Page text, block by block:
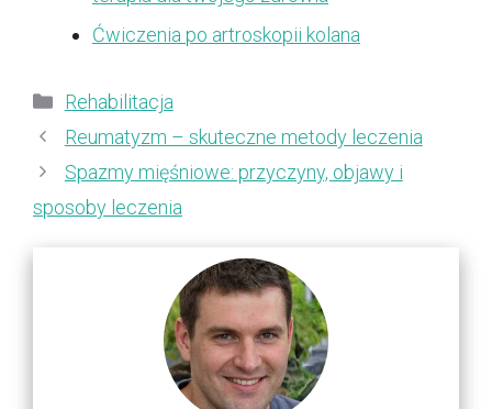
Ćwiczenia po artroskopii kolana
Kategorie
Rehabilitacja
Reumatyzm – skuteczne metody leczenia
Spazmy mięśniowe: przyczyny, objawy i
sposoby leczenia